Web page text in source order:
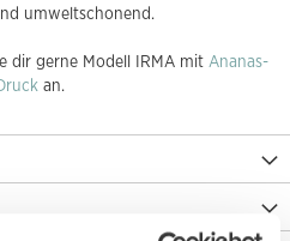
umweltschonend.
dir gerne Modell IRMA mit Ananas-
an.